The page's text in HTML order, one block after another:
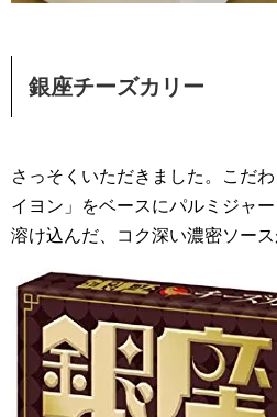
銀座チーズカリー
さっそくいただきました。こだ
イヨン」をベースにパルミジャ
溶け込んだ、コク深い濃密ソース